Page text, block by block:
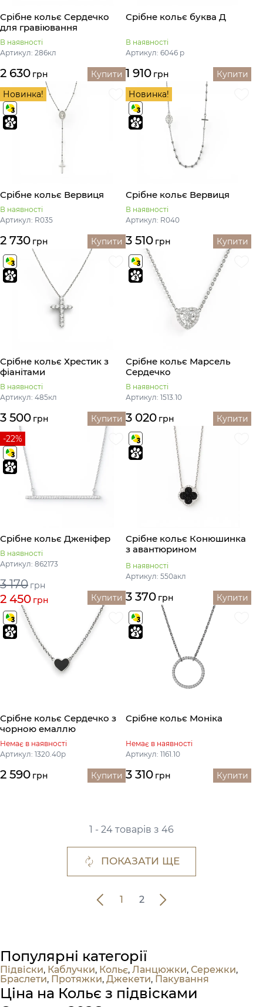
Срібне кольє Сердечко
для гравіювання
В наявності
Артикул: 286кл
2 630 грн Купити
Срібне кольє буква Д
В наявності
Артикул: 6046 р
1 910 грн
Купити
Новинка!
Срібне кольє Вервиця
В наявності
Артикул: R035
2 730 грн Купити
Новинка!
Срібне кольє Вервиця
В наявності
Артикул: R040
3 510 грн Купити
Срібне кольє Хрестик з
фіанітами
В наявності
Артикул: 485кл
3 500 грн Купити
Срібне кольє Марсель
Сердечко
В наявності
Артикул: 1513.10
3 020 грн
Купити
-22%
Срібне кольє Дженіфер
В наявності
Артикул: 862173
3 170 грн
2 450 грн Купити
Срібне кольє Конюшинка
з авантюрином
В наявності
Артикул: 550акл
3 370 грн Купити
Срібне кольє Сердечко з
чорною емаллю
Немає в наявності
Артикул: 1320.40р
2 590 грн Купити
Срібне кольє Моніка
Немає в наявності
Артикул: 1161.10
3 310 грн Купити
1 - 24 товарів з 46
ПОКАЗАТИ ЩЕ
1 2
Популярні категорії
Підвіски, Каблучки, Кольє, Ланцюжки, Сережки,
Браслети, Протяжки, Джекети, Пакування
Ціна на Кольє з підвісками